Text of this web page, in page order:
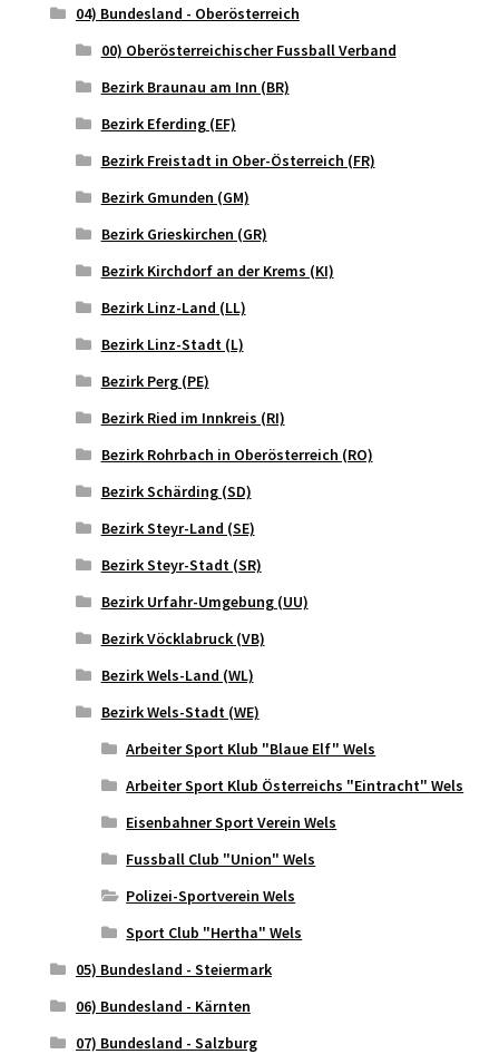
04) Bundesland - Oberösterreich
00) Oberösterreichischer Fussball Verband
Bezirk Braunau am Inn (BR)
Bezirk Eferding (EF)
Bezirk Freistadt in Ober-Österreich (FR)
Bezirk Gmunden (GM)
Bezirk Grieskirchen (GR)
Bezirk Kirchdorf an der Krems (KI)
Bezirk Linz-Land (LL)
Bezirk Linz-Stadt (L)
Bezirk Perg (PE)
Bezirk Ried im Innkreis (RI)
Bezirk Rohrbach in Oberösterreich (RO)
Bezirk Schärding (SD)
Bezirk Steyr-Land (SE)
Bezirk Steyr-Stadt (SR)
Bezirk Urfahr-Umgebung (UU)
Bezirk Vöcklabruck (VB)
Bezirk Wels-Land (WL)
Bezirk Wels-Stadt (WE)
Arbeiter Sport Klub "Blaue Elf" Wels
Arbeiter Sport Klub Österreichs "Eintracht" Wels
Eisenbahner Sport Verein Wels
Fussball Club "Union" Wels
Polizei-Sportverein Wels
Sport Club "Hertha" Wels
05) Bundesland - Steiermark
06) Bundesland - Kärnten
07) Bundesland - Salzburg